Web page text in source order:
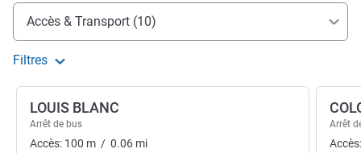
Accès et transports
Accès & Transport (10)
Filtres
LOUIS BLANC
Arrêt de bus
Accès: 100 m / 0.06 mi
Arrêt